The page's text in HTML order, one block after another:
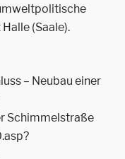
(Saale).
– Neubau einer
Schimmelstraße